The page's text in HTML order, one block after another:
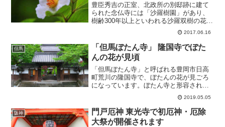
豊臣秀吉の正室、北政所の別邸跡に建て
られた念仏寺には「沙羅樹園」があり、
樹齢300年以上といわれる沙羅双樹の花が
見頃を迎える6月下旬に「沙羅の花と一弦
琴の鑑賞会」が開催されます。日程
2017年6月17日(土)～6月18日(日)場所 念
仏寺...
2017.06.16
但馬
「但馬ぼたん寺」 隆国寺でぼた
んの花が見頃
「但馬ぼたん寺」と呼ばれる豊岡市日高
町荒川の隆国寺で、ぼたんの花が見ごろ
になっています。ぼたん寺と形容される
隆国寺には、境内の日本庭園に「ぼたん
園」があり、春には約70種1000株を超え
るぼたんの花が無数に咲き乱れます。ぼ
たんの他にも、ツバ...
2019.05.05
阪神
門戸厄神 東光寺で初厄神・厄除
大祭が開催されます